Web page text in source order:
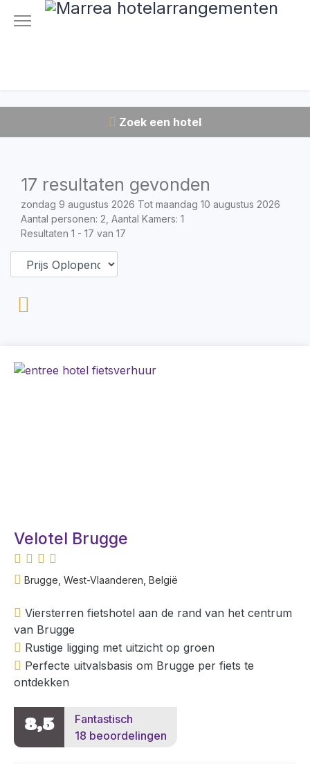
Zoek een hotel
17 resultaten gevonden
zondag 9 augustus 2026 Tot maandag 10 augustus 2026
Aantal personen: 2, Aantal Kamers: 1
Resultaten 1 - 17 van 17
Velotel Brugge
Brugge, West-Vlaanderen, België
Viersterren fietshotel aan de rand van het centrum
van Brugge
Rustige ligging met uitzicht op groen
Perfecte uitvalsbasis om Brugge per fiets te
ontdekken
8,5
Fantastisch
18 beoordelingen